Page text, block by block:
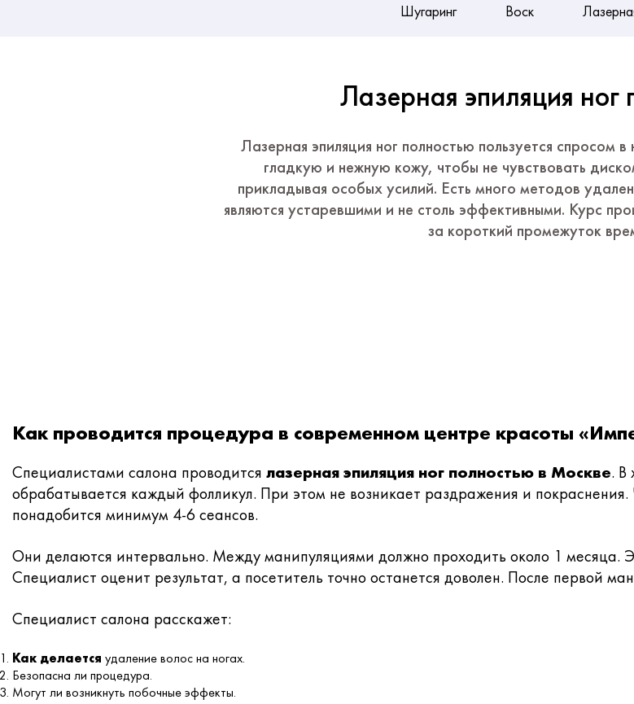
Шугаринг Воск
Лазерная эпиляция ног
Лазерная эпиляция ног полностью пользуется спросом
гладкую и нежную кожу, чтобы не чувствовать
прикладывая особых усилий. Есть много методов
являются устаревшими и не столь эффективными. Курс
за короткий промежуток
Как проводится процедура в современном центре красоты
Специалистами салона проводится лазерная эпиляция ног полностью в Москве. В
обрабатывается каждый фолликул. При этом не возникает раздражения и покраснения.
понадобится минимум 4-6 сеансов.
Они делаются интервально. Между манипуляциями должно проходить около 1 месяца.
Специалист оценит результат, а посетитель точно останется доволен. После первой
Специалист салона расскажет:
Как делается удаление волос на ногах.
Безопасна ли процедура.
Могут ли возникнуть побочные эффекты.